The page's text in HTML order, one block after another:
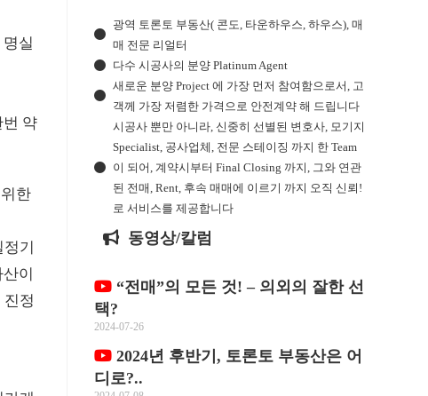
실
번 약
한
기
이
정
광역 토론토 부동산( 콘도, 타운하우스, 하우스), 매
매 전문 리얼터
다수 시공사의 분양 Platinum Agent
새로운 분양 Project 에 가장 먼저 참여함으로서, 고
객께 가장 저렴한 가격으로 안전계약 해 드립니다
시공사 뿐만 아니라, 신중히 선별된 변호사, 모기지
Specialist, 공사업체, 전문 스테이징 까지 한 Team
이 되어, 계약시부터 Final Closing 까지, 그와 연관
된 전매, Rent, 후속 매매에 이르기 까지 오직 신뢰!
로 서비스를 제공합니다
동영상/칼럼
“전매”의 모든 것! – 의외의 잘한 선
택?
2024-07-26
2024년 후반기, 토론토 부동산은 어
디로?..